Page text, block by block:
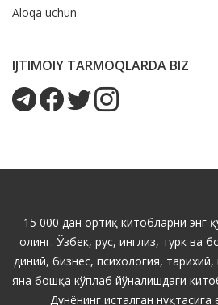
Aloqa uchun
IJTIMOIY TARMOQLARDA BIZ
15 000 дан ортиқ китобларни энг
олинг. Ўзбек, рус, инглиз, турк ва
диний, бизнес, психология,
яна бошқа кўплаб йўналишдаги
Дунёнинг исталган